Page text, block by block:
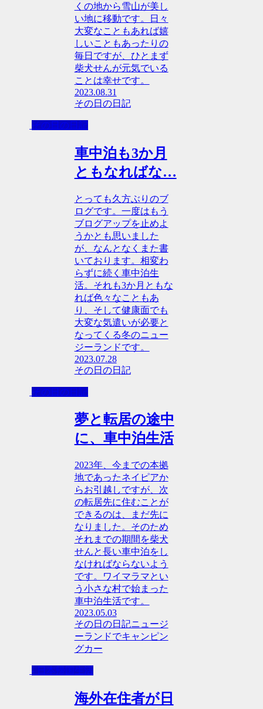
くの地から雪山が美し
い地に移動です。日々
大変なこともあれば嬉
しいこともあったりの
毎日ですが、ひとまず
柴犬せんが元気でいる
ことは幸せです。
2023.08.31
その日の日記
その日の日記
車中泊も3か月
ともなればな…
とっても久方ぶりのブ
ログです。一度はもう
ブログアップを止めよ
うかとも思いました
が、なんとなくまた書
いております。相変わ
らずに続く車中泊生
活。それも3か月ともな
れば色々なこともあ
り、そして健康面でも
大変な気遣いが必要と
なってくる冬のニュー
ジーランドです。
2023.07.28
その日の日記
その日の日記
夢と転居の途中
に、車中泊生活
2023年、今までの本拠
地であったネイピアか
らお引越しですが、次
の転居先に住むことが
できるのは、まだ先に
なりました。そのため
それまでの期間を柴犬
せんと長い車中泊をし
なければならないよう
です。ワイマラマとい
う小さな村で始まった
車中泊生活です。
2023.05.03
その日の日記ニュージ
ーランドでキャンピン
グカー
- 日本帰国生活
海外在住者が日